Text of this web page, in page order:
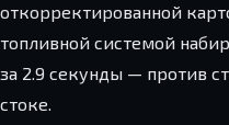
откорректированной
топливной системой
за 2.9 секунды — против
стоке.